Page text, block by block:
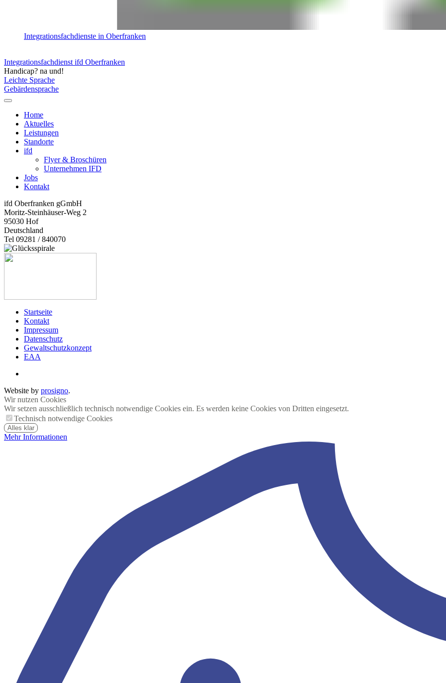
Integrationsfachdienste in Oberfranken
Integrationsfachdienst ifd Oberfranken
Handicap? na und!
Leichte Sprache
Gebärdensprache
Home
Aktuelles
Leistungen
Standorte
ifd
Flyer & Broschüren
Unternehmen IFD
Jobs
Kontakt
ifd Oberfranken gGmbH
Moritz-Steinhäuser-Weg 2
95030 Hof
Deutschland
Tel 09281 / 840070
Startseite
Kontakt
Impressum
Datenschutz
Gewaltschutzkonzept
EAA
Website by prosigno.
Wir nutzen Cookies
Wir setzen ausschließlich technisch notwendige Cookies ein. Es werden keine Cookies von Dritten eingesetzt.
Technisch notwendige Cookies
Alles klar
Mehr Informationen